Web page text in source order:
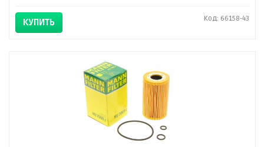
КУПИТЬ Код: 66158-43